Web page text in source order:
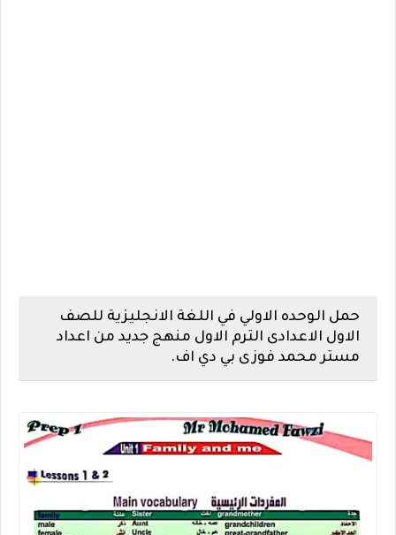
حمل الوحده الاولي في اللغة الانجليزية للصف
الاول الاعدادى الترم الاول منهج جديد من اعداد
مستر محمد فوزى بي دي اف.